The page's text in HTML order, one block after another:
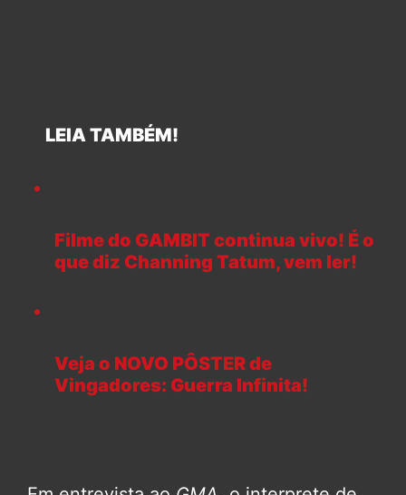
LEIA TAMBÉM!
Filme do GAMBIT continua vivo! É o
que diz Channing Tatum, vem ler!
Veja o NOVO PÔSTER de
Vingadores: Guerra Infinita!